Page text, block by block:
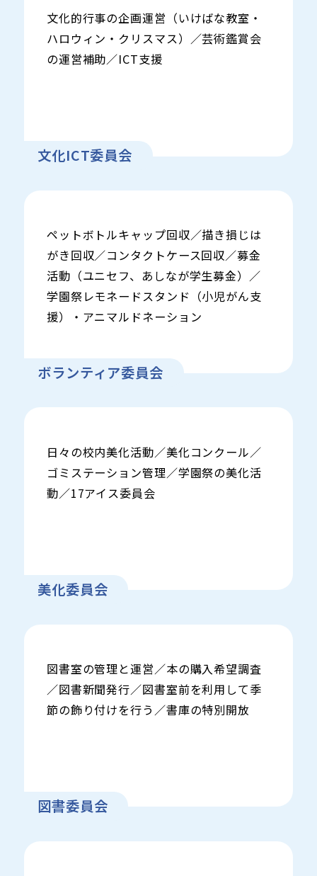
文化的行事の企画運営（いけばな教室・
ハロウィン・クリスマス）／芸術鑑賞会
の運営補助／ICT支援
文化ICT委員会
ペットボトルキャップ回収／描き損じは
がき回収／コンタクトケース回収／募金
活動（ユニセフ、あしなが学生募金）／
学園祭レモネードスタンド（小児がん支
援）・アニマルドネーション
ボランティア委員会
日々の校内美化活動／美化コンクール／
ゴミステーション管理／学園祭の美化活
動／17アイス委員会
美化委員会
図書室の管理と運営／本の購入希望調査
／図書新聞発行／図書室前を利用して季
節の飾り付けを行う／書庫の特別開放
図書委員会